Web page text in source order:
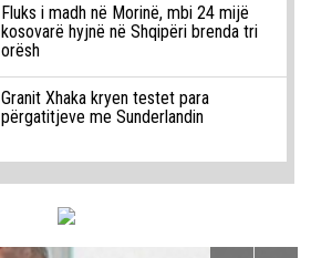
Fluks i madh në Morinë, mbi 24 mijë
kosovarë hyjnë në Shqipëri brenda tri
orësh
Granit Xhaka kryen testet para
përgatitjeve me Sunderlandin